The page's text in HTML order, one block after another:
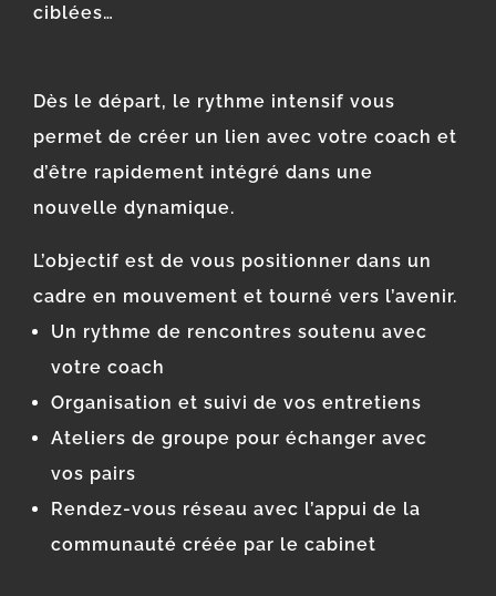
ciblées…
Dès le départ, le rythme intensif vous
permet de créer un lien avec votre coach et
d’être rapidement intégré dans une
nouvelle dynamique.
L’objectif est de vous positionner dans un
cadre en mouvement et tourné vers l’avenir.
Un rythme de rencontres soutenu avec
votre coach
Organisation et suivi de vos entretiens
Ateliers de groupe pour échanger avec
vos pairs
Rendez-vous réseau avec l’appui de la
communauté créée par le cabinet